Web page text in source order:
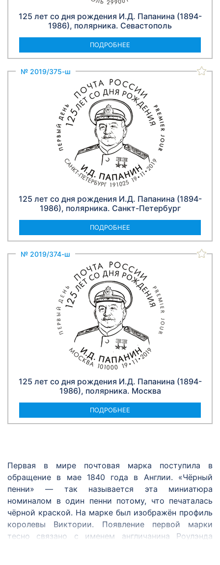
125 лет со дня рождения И.Д. Папанина (1894-
1986), полярника. Севастополь
ПОДРОБНЕЕ
№ 2019/375-ш
125 лет со дня рождения И.Д. Папанина (1894-
1986), полярника. Санкт-Петербург
ПОДРОБНЕЕ
№ 2019/374-ш
125 лет со дня рождения И.Д. Папанина (1894-
1986), полярника. Москва
ПОДРОБНЕЕ
Первая в мире почтовая марка поступила в
обращение в мае 1840 года в Англии. «Чёрный
пенни» — так называется эта миниатюра
номиналом в один пенни потому, что печаталась
чёрной краской. На марке был изображён профиль
королевы Виктории. Появление первой марки
тесно связано с именем англичанина Роулэнда